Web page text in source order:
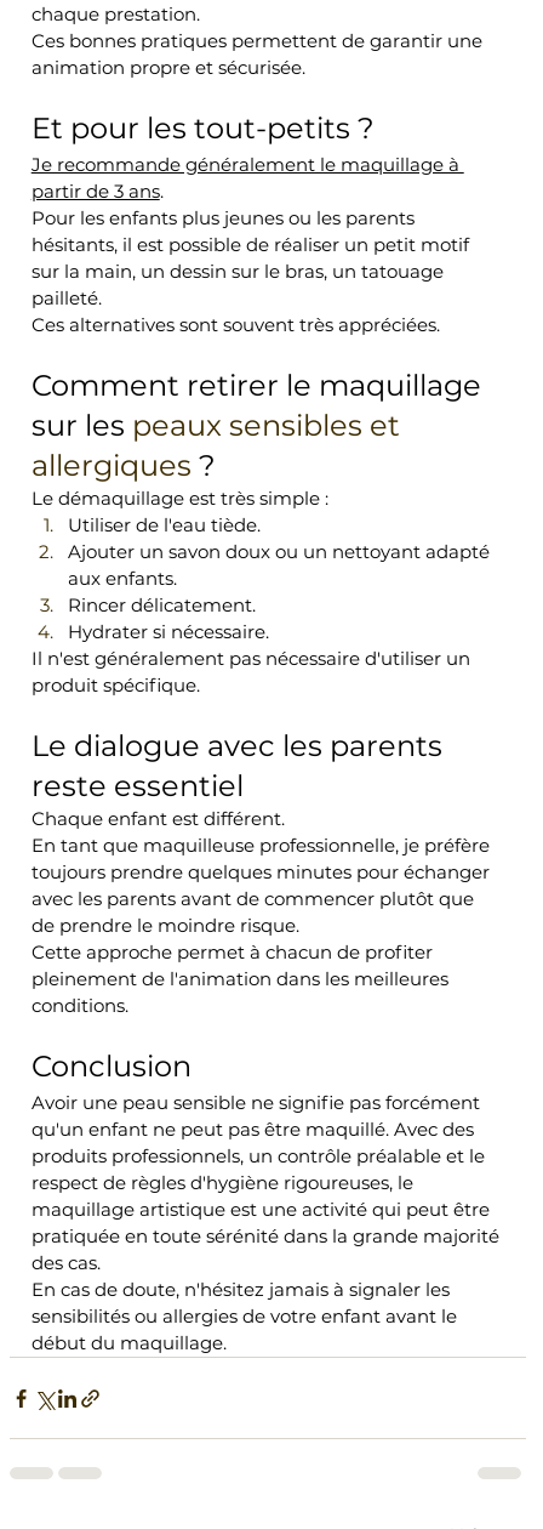
chaque prestation.
Ces bonnes pratiques permettent de garantir une
animation propre et sécurisée.
Et pour les tout-petits ?
Je recommande généralement le maquillage à
partir de 3 ans.
Pour les enfants plus jeunes ou les parents
hésitants, il est possible de réaliser un petit motif
sur la main, un dessin sur le bras, un tatouage
pailleté.
Ces alternatives sont souvent très appréciées.
Comment retirer le maquillage
sur les peaux sensibles et
allergiques ?
Le démaquillage est très simple :
Utiliser de l'eau tiède.
Ajouter un savon doux ou un nettoyant adapté
aux enfants.
Rincer délicatement.
Hydrater si nécessaire.
Il n'est généralement pas nécessaire d'utiliser un
produit spécifique.
Le dialogue avec les parents
reste essentiel
Chaque enfant est différent.
En tant que maquilleuse professionnelle, je préfère
toujours prendre quelques minutes pour échanger
avec les parents avant de commencer plutôt que
de prendre le moindre risque.
Cette approche permet à chacun de profiter
pleinement de l'animation dans les meilleures
conditions.
Conclusion
Avoir une peau sensible ne signifie pas forcément
qu'un enfant ne peut pas être maquillé. Avec des
produits professionnels, un contrôle préalable et le
respect de règles d'hygiène rigoureuses, le
maquillage artistique est une activité qui peut être
pratiquée en toute sérénité dans la grande majorité
des cas.
En cas de doute, n'hésitez jamais à signaler les
sensibilités ou allergies de votre enfant avant le
début du maquillage.